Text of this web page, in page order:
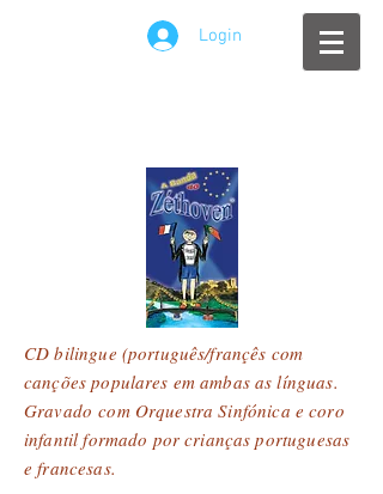
Login
CD bilingue (português/françês com
canções populares em ambas as línguas.
Gravado com Orquestra Sinfónica e coro
infantil formado por crianças portuguesas
e francesas.